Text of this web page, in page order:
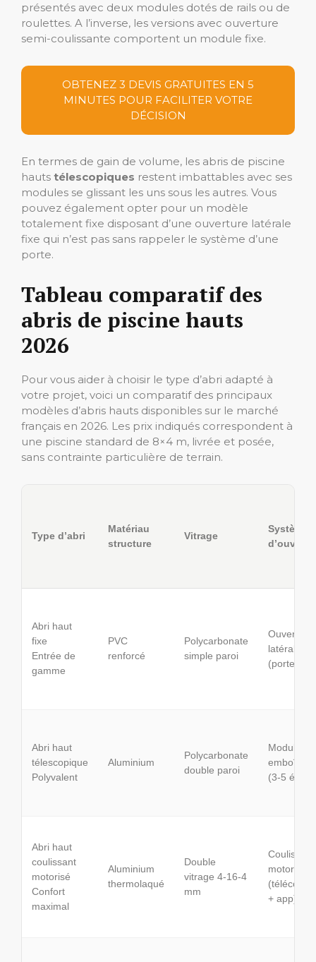
présentés avec deux modules dotés de rails ou de
roulettes. A l’inverse, les versions avec ouverture
semi-coulissante comportent un module fixe.
OBTENEZ 3 DEVIS GRATUITES EN 5
MINUTES POUR FACILITER VOTRE
DÉCISION
En termes de gain de volume, les abris de piscine
hauts télescopiques restent imbattables avec ses
modules se glissant les uns sous les autres. Vous
pouvez également opter pour un modèle
totalement fixe disposant d’une ouverture latérale
fixe qui n’est pas sans rappeler le système d’une
porte.
Tableau comparatif des
abris de piscine hauts
2026
Pour vous aider à choisir le type d’abri adapté à
votre projet, voici un comparatif des principaux
modèles d’abris hauts disponibles sur le marché
français en 2026. Les prix indiqués correspondent à
une piscine standard de 8×4 m, livrée et posée,
sans contrainte particulière de terrain.
Type d’abri
Matériau
structure
Vitrage
Système
Abri haut
fixe
Entrée de
gamme
PVC
renforcé
Polycarbonate
simple paroi
Ouverture
latérale
(portes)
Abri haut
télescopique
Polyvalent
Aluminium
Polycarbonate
double paroi
Modules
(3-5
Abri haut
coulissant
motorisé
Confort
maximal
Aluminium
thermolaqué
Double
vitrage 4-16-4
mm
Coulissant
motorisé
+ app)